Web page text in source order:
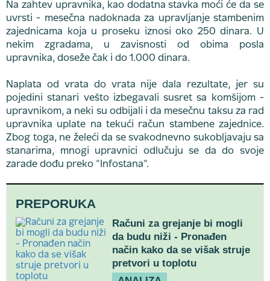
Na zahtev upravnika, kao dodatna stavka moći će da se
uvrsti - mesečna nadoknada za upravljanje stambenim
zajednicama koja u proseku iznosi oko 250 dinara. U
nekim zgradama, u zavisnosti od obima posla
upravnika, doseže čak i do 1.000 dinara.
Naplata od vrata do vrata nije dala rezultate, jer su
pojedini stanari vešto izbegavali susret sa komšijom -
upravnikom, a neki su odbijali i da mesečnu taksu za rad
upravnika uplate na tekući račun stambene zajednice.
Zbog toga, ne želeći da se svakodnevno sukobljavaju sa
stanarima, mnogi upravnici odlučuju se da do svoje
zarade dođu preko "Infostana".
PREPORUKA
Računi za grejanje bi mogli
da budu niži - Pronađen
način kako da se višak struje
pretvori u toplotu